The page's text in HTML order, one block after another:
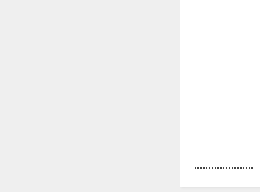
.....................